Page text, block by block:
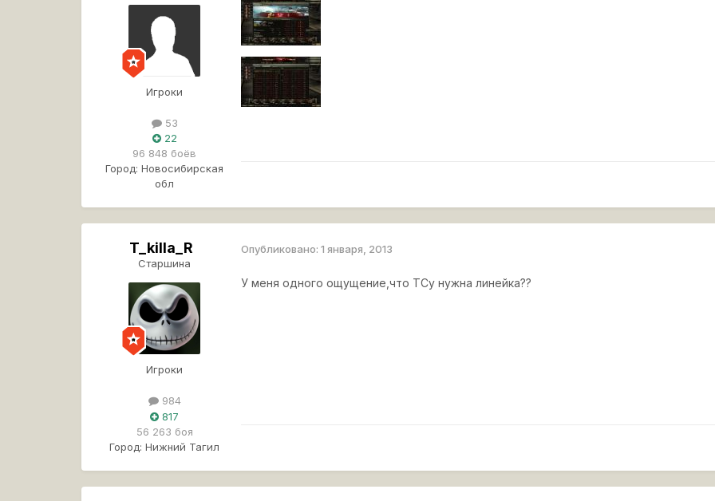
Игроки
53
22
96 848 боёв
Город: Новосибирская
обл
T_killa_R
Старшина
Игроки
984
817
56 263 боя
Город: Нижний Тагил
Опубликовано:1 января, 2013
У меня одного ощущение,что ТСу нужна линейка??